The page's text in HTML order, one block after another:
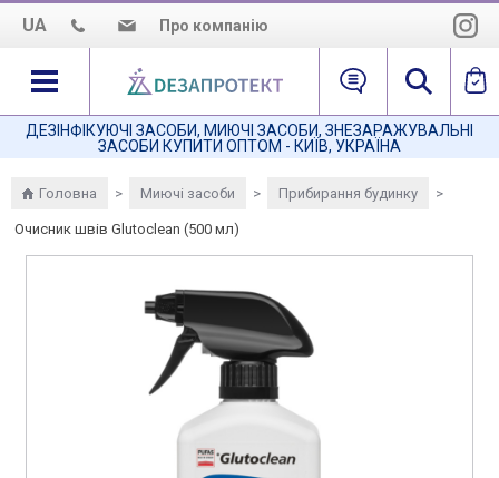
UA Про компанію
Про нас
Наша місія
ДЕЗІНФІКУЮЧІ ЗАСОБИ, МИЮЧІ ЗАСОБИ, ЗНЕЗАРАЖУВАЛЬНІ
ЗАСОБИ КУПИТИ ОПТОМ - КИЇВ, УКРАЇНА
Головна > Миючі засоби > Прибирання будинку >
Очисник швів Glutoclean (500 мл)